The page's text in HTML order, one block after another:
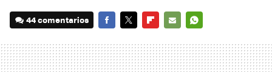
44 comentarios
MAIL